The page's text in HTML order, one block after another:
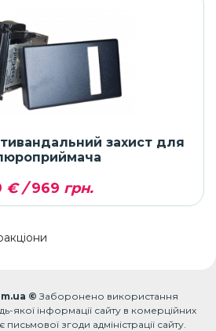
захист для
€ /969 грн.
©Заборонено використання
якої інформації сайту в комерційних
письмової згоди адміністрації сайту.